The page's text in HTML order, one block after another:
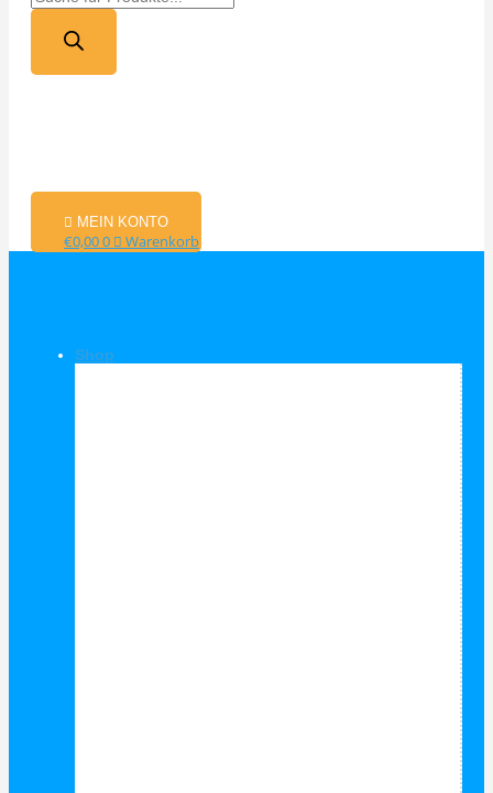
MEIN KONTO
€0,000 Warenkorb
Shop